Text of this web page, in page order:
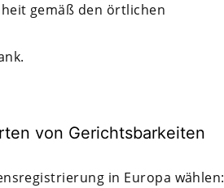
gemäß den örtlichen
von Gerichtsbarkeiten
in Europa wählen: